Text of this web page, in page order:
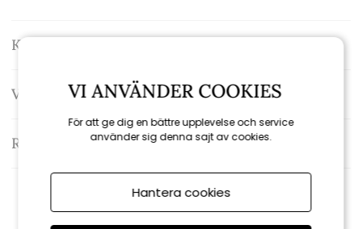
Kontakta oss
Varumärke: Pappelina
Recensioner
Rekommenderade tillbehör
VI ANVÄNDER COOKIES
För att ge dig en bättre upplevelse och service
använder sig denna sajt av cookies.
Hantera cookies